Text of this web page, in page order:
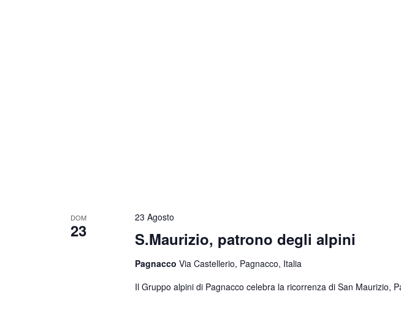
DOM
23 S.Maurizio, patrono degli alpini
23 Agosto
Pagnacco Via Castellerio, Pagnacco, Italia
Il Gruppo alpini di Pagnacco celebra la ricorrenza di San Maurizio,